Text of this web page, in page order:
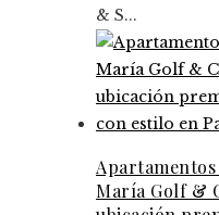
& S...
María Golf &